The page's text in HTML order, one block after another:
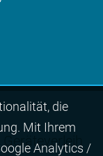
die
Mit Ihrem
Analytics /